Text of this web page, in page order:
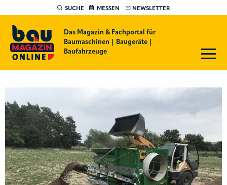
SUCHE MESSEN NEWSLETTER
Das Magazin & Fachportal für
Baumaschinen | Baugeräte |
Baufahrzeuge